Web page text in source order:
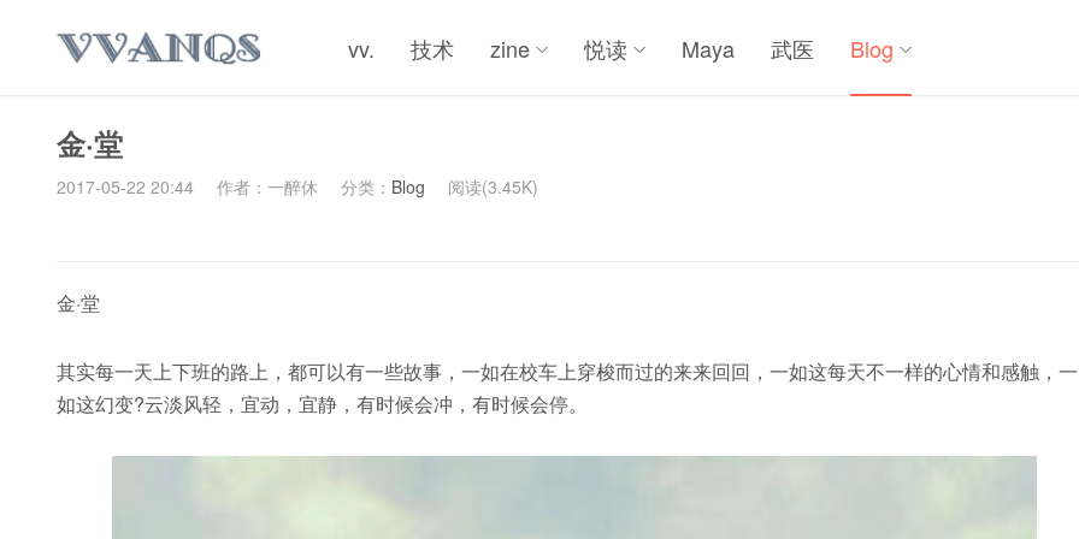
vv. 技术 zine 悦读 Maya 武医 Blog
金·堂
2017-05-22 20:44 作者：一醉休 分类： Blog 阅读(3.45K)
金·堂
其实每一天上下班的路上，都可以有一些故事，一如在校车上穿梭而过的来来回回，一如这每天不一样的心情和感触，一
如这幻变?️云淡风轻，宜动，宜静，有时候会冲，有时候会停。